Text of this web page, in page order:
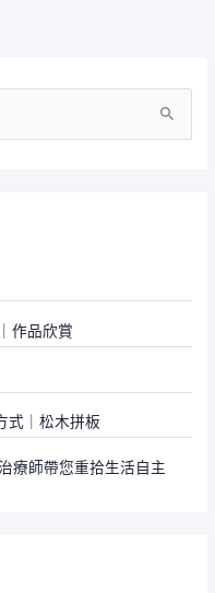
作品欣賞
式｜松木拼板
療師帶您重拾生活自主